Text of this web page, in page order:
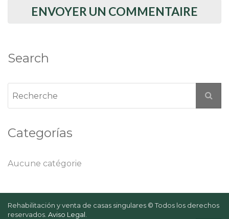
Search
Categorías
Aucune catégorie
Rehabilitación y venta de casas singulares © Todos los derechos
reservados. Aviso Legal